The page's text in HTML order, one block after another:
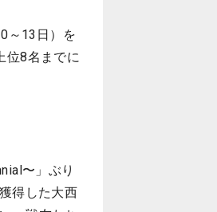
～13日）を
位8名までに
〜」ぶり
得した大西